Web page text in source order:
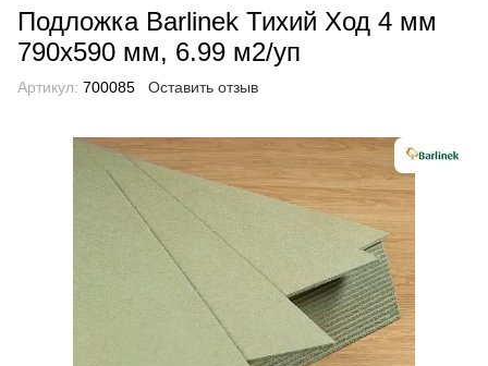
Подложка Barlinek Тихий Ход 4 мм
790х590 мм, 6.99 м2/уп
Артикул: 700085 Оставить отзыв